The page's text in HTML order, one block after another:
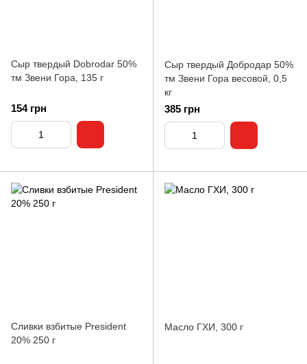
Сыр твердый Dobrodar 50%
тм Звени Гора, 135 г
154 грн
Сыр твердый Добродар 50%
тм Звени Гора весовой, 0,5
кг
385 грн
Сливки взбитые President
20% 250 г
Масло ГХИ, 300 г